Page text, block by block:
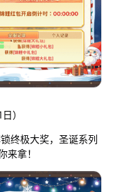
）
终极大奖，圣诞系列
来拿！